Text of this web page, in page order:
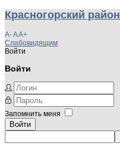
Красногорский район
A-AA+
Слабовидящим
Войти
Войти
Запомнить меня
Войти